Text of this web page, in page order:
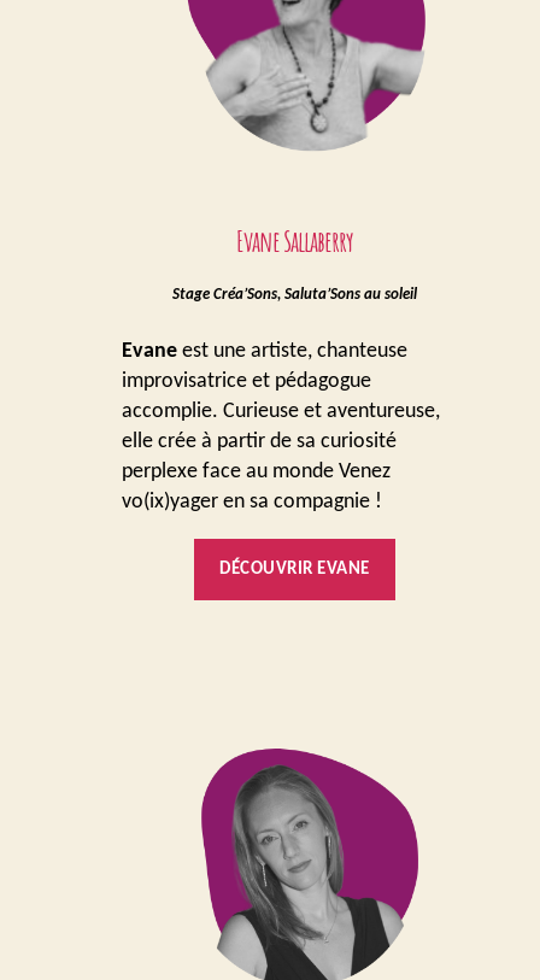
Evane Sallaberry
Stage Créa’Sons, Saluta’Sons au soleil
Evane est une artiste, chanteuse
improvisatrice et pédagogue
accomplie. Curieuse et aventureuse,
elle crée à partir de sa curiosité
perplexe face au monde Venez
vo(ix)yager en sa compagnie !
DÉCOUVRIR EVANE